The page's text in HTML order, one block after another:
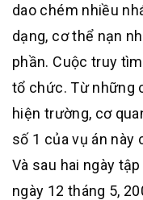
dao chém nhiều
dạng, cơ thể nạn
phần. Cuộc truy
tổ chức. Từ những
hiện trường, cơ
số 1 của vụ án này
Và sau hai ngày
ngày 12 tháng 5,